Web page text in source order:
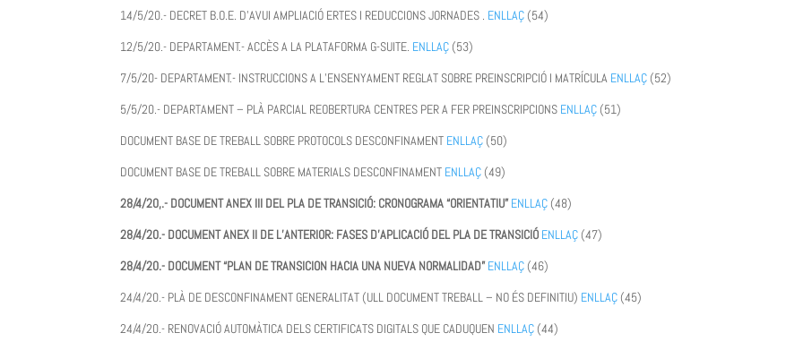
14/5/20.- DECRET B.O.E. D’AVUI AMPLIACIÓ ERTES I REDUCCIONS JORNADES . ENLLAÇ (54)
12/5/20.- DEPARTAMENT.- ACCÈS A LA PLATAFORMA G-SUITE. ENLLAÇ (53)
7/5/20- DEPARTAMENT.- INSTRUCCIONS A L’ENSENYAMENT REGLAT SOBRE PREINSCRIPCIÓ I MATRÍCULA ENLLAÇ (52)
5/5/20.- DEPARTAMENT – PLÀ PARCIAL REOBERTURA CENTRES PER A FER PREINSCRIPCIONS ENLLAÇ (51)
DOCUMENT BASE DE TREBALL SOBRE PROTOCOLS DESCONFINAMENT ENLLAÇ (50)
DOCUMENT BASE DE TREBALL SOBRE MATERIALS DESCONFINAMENT ENLLAÇ (49)
28/4/20,.- DOCUMENT ANEX III DEL PLA DE TRANSICIÓ: CRONOGRAMA “ORIENTATIU”ENLLAÇ (48)
28/4/20.- DOCUMENT ANEX II DE L’ANTERIOR: FASES D’APLICACIÓ DEL PLA DE TRANSICIÓ ENLLAÇ (47)
28/4/20.- DOCUMENT “PLAN DE TRANSICION HACIA UNA NUEVA NORMALIDAD”ENLLAÇ (46)
24/4/20.- PLÀ DE DESCONFINAMENT GENERALITAT (ULL DOCUMENT TREBALL – NO ÉS DEFINITIU) ENLLAÇ (45)
24/4/20.- RENOVACIÓ AUTOMÀTICA DELS CERTIFICATS DIGITALS QUE CADUQUEN ENLLAÇ (44)